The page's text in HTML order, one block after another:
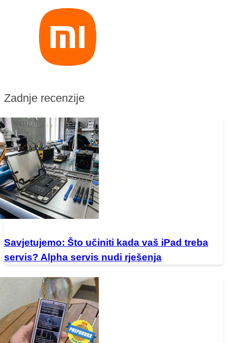
Zadnje recenzije
Savjetujemo: Što učiniti kada vaš iPad treba
servis? Alpha servis nudi rješenja